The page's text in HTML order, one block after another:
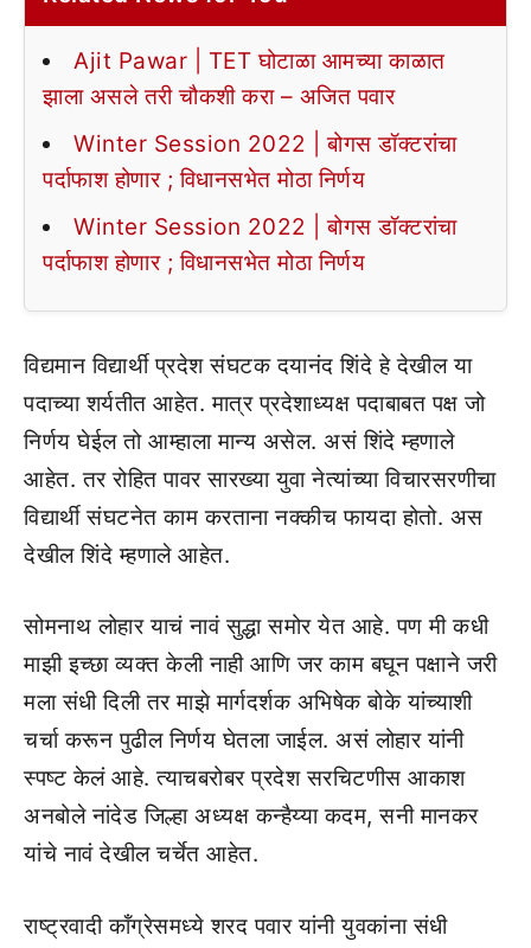
Ajit Pawar | TET घोटाळा आमच्या काळात
झाला असले तरी चौकशी करा – अजित पवार
Winter Session 2022 | बोगस डॉक्टरांचा
पर्दाफाश होणार ; विधानसभेत मोठा निर्णय
Winter Session 2022 | बोगस डॉक्टरांचा
पर्दाफाश होणार ; विधानसभेत मोठा निर्णय
विद्यमान विद्यार्थी प्रदेश संघटक दयानंद शिंदे हे देखील या
पदाच्या शर्यतीत आहेत. मात्र प्रदेशाध्यक्ष पदाबाबत पक्ष जो
निर्णय घेईल तो आम्हाला मान्य असेल. असं शिंदे म्हणाले
आहेत. तर रोहित पावर सारख्या युवा नेत्यांच्या विचारसरणीचा
विद्यार्थी संघटनेत काम करताना नक्कीच फायदा होतो. अस
देखील शिंदे म्हणाले आहेत.
सोमनाथ लोहार याचं नावं सुद्धा समोर येत आहे. पण मी कधी
माझी इच्छा व्यक्त केली नाही आणि जर काम बघून पक्षाने जरी
मला संधी दिली तर माझे मार्गदर्शक अभिषेक बोके यांच्याशी
चर्चा करून पुढील निर्णय घेतला जाईल. असं लोहार यांनी
स्पष्ट केलं आहे. त्याचबरोबर प्रदेश सरचिटणीस आकाश
अनबोले नांदेड जिल्हा अध्यक्ष कन्हैय्या कदम, सनी मानकर
यांचे नावं देखील चर्चेत आहेत.
राष्ट्रवादी कॉंग्रेसमध्ये शरद पवार यांनी युवकांना संधी